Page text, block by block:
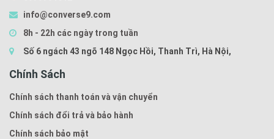
info@converse9.com
8h - 22h các ngày trong tuần
Số 6 ngách 43 ngõ 148 Ngọc Hồi, Thanh Trì, Hà Nội,
Chính Sách
Chính sách thanh toán và vận chuyển
Chính sách đổi trả và bảo hành
Chính sách bảo mật